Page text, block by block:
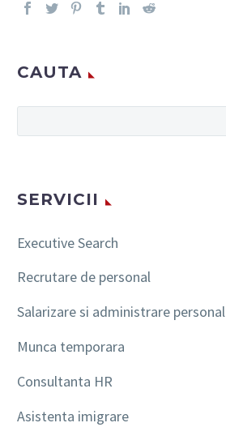
CAUTA
SERVICII
Executive Search
Recrutare de personal
Salarizare si administrare personal
Munca temporara
Consultanta HR
Asistenta imigrare